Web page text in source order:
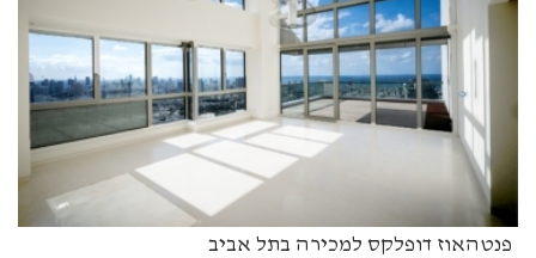
פנטהאוז דופלקס למכירה בתל אביב